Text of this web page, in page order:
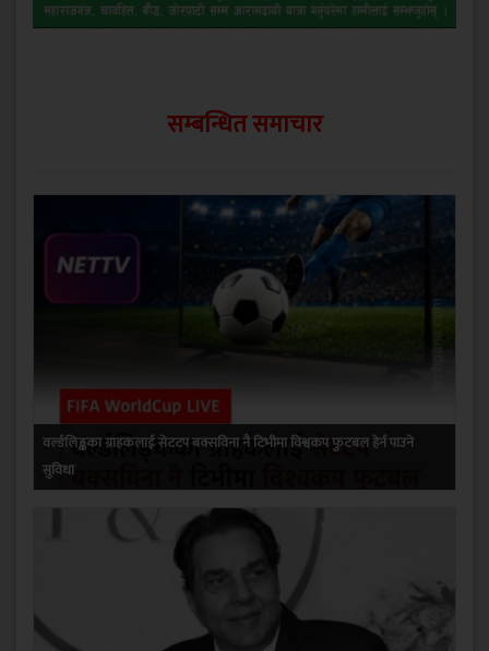
सम्बन्धित समाचार
वर्ल्डलिङ्कका ग्राहकलाई सेटटप बक्सविना नै टिभीमा विश्वकप फुटबल हेर्न पाउने
सुविधा